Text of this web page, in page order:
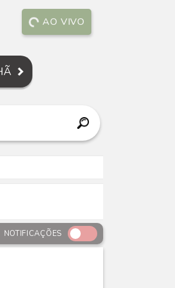
AO VIVO
NOTIFICAÇÕES